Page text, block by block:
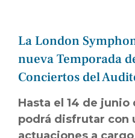
La London
nueva Temporada
Conciertos del
Hasta el 14 de
podrá disfrutar con